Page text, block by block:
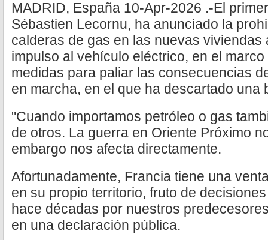
MADRID, España 10-Apr-2026 .-El
Sébastien Lecornu, ha anunciado la
calderas de gas en las nuevas viviendas
impulso al vehículo eléctrico, en el
medidas para paliar las consecuencias
en marcha, en el que ha descartado una
"Cuando importamos petróleo o gas
de otros. La guerra en Oriente Próximo
embargo nos afecta directamente.
Afortunadamente, Francia tiene una
en su propio territorio, fruto de
hace décadas por nuestros
en una declaración pública.